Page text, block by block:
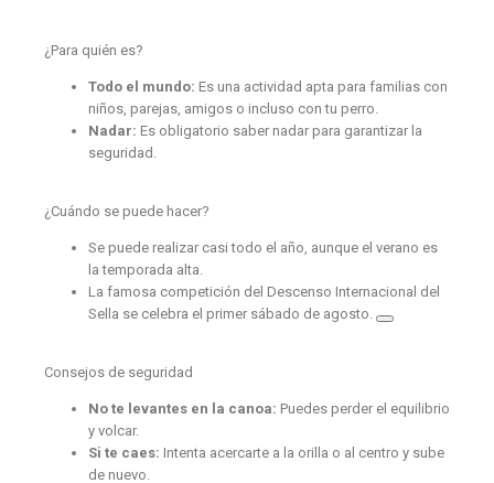
¿Para quién es?
Todo el mundo: Es una actividad apta para familias con
niños, parejas, amigos o incluso con tu perro.
Nadar: Es obligatorio saber nadar para garantizar la
seguridad.
¿Cuándo se puede hacer?
Se puede realizar casi todo el año, aunque el verano es
la temporada alta.
La famosa competición del Descenso Internacional del
Sella se celebra el primer sábado de agosto.
Consejos de seguridad
No te levantes en la canoa: Puedes perder el equilibrio
y volcar.
Si te caes: Intenta acercarte a la orilla o al centro y sube
de nuevo.